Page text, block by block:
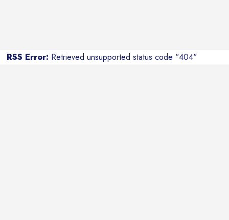
RSS Error: Retrieved unsupported status code "404"